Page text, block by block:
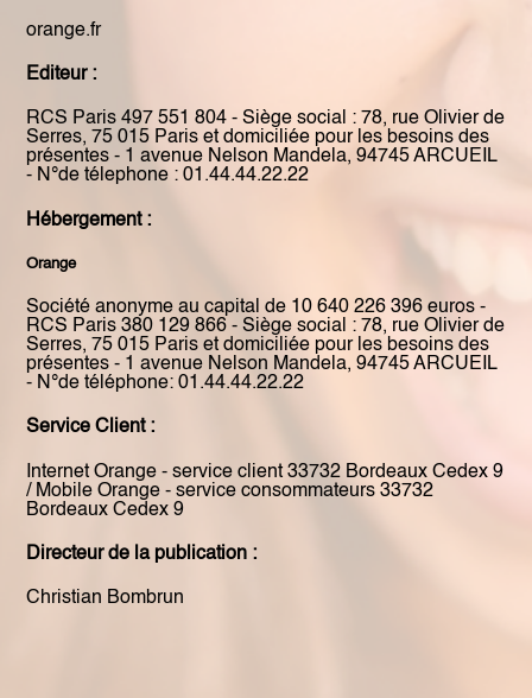
orange.fr
Editeur :
RCS Paris 497 551 804 - Siège social : 78, rue Olivier de
Serres, 75 015 Paris et domiciliée pour les besoins des
présentes - 1 avenue Nelson Mandela, 94745 ARCUEIL
- N°de télephone : 01.44.44.22.22
Hébergement :
Orange
Société anonyme au capital de 10 640 226 396 euros -
RCS Paris 380 129 866 - Siège social : 78, rue Olivier de
Serres, 75 015 Paris et domiciliée pour les besoins des
présentes - 1 avenue Nelson Mandela, 94745 ARCUEIL
- N°de téléphone: 01.44.44.22.22
Service Client :
Internet Orange - service client 33732 Bordeaux Cedex 9
/ Mobile Orange - service consommateurs 33732
Bordeaux Cedex 9
Directeur de la publication :
Christian Bombrun